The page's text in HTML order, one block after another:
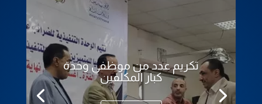
تكريم عدد من موظفي وحدة
كبار المكلفين